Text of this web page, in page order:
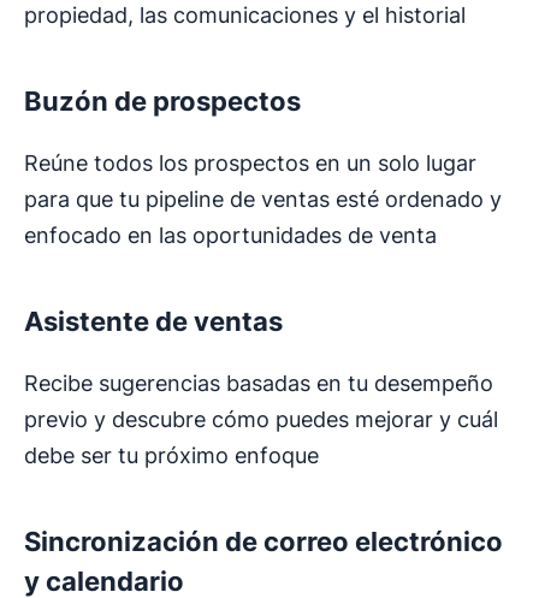
propiedad, las comunicaciones y el historial
Buzón de prospectos
Reúne todos los prospectos en un solo lugar
para que tu pipeline de ventas esté ordenado y
enfocado en las oportunidades de venta
Asistente de ventas
Recibe sugerencias basadas en tu desempeño
previo y descubre cómo puedes mejorar y cuál
debe ser tu próximo enfoque
Sincronización de correo electrónico
y calendario